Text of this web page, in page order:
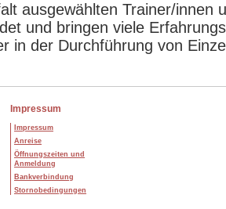
ausgewählten Trainer/innen
und bringen viele
in der Durchführung von
Impressum
Impressum
Anreise
Öffnungszeiten und
Anmeldung
Bankverbindung
Stornobedingungen